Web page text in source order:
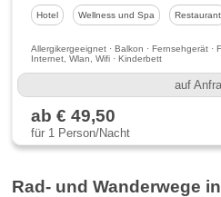
Hotel Wellness und Spa Restaurant
Allergikergeeignet · Balkon · Fernsehgerät ·
Internet, Wlan, Wifi · Kinderbett
auf
ab € 49,50
für 1 Person/Nacht
Rad- und Wanderwege